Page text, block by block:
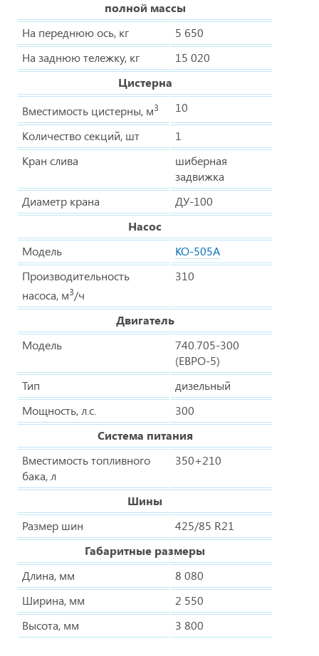
полной массы
На переднюю ось, кг
5 650
На заднюю тележку, кг
15 020
Цистерна
Вместимость цистерны, м3
10
Количество секций, шт
1
Кран слива
шиберная
задвижка
Диаметр крана
ДУ-100
Насос
Модель
КО-505А
Производительность
насоса, м3/ч
310
Двигатель
Модель
740.705-300
(ЕВРО-5)
Тип
дизельный
Мощность, л.с.
300
Система питания
Вместимость топливного
бака, л
350+210
Шины
Размер шин
425/85 R21
Габаритные размеры
Длина, мм
8 080
Ширина, мм
2 550
Высота, мм
3 800